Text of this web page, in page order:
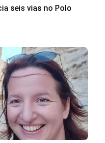
seis vias no Polo